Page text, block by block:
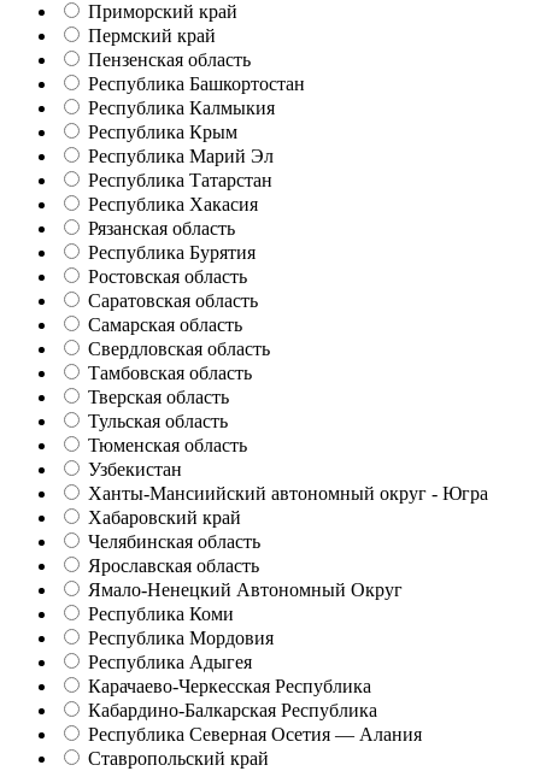
Приморский край
Пермский край
Пензенская область
Республика Башкортостан
Республика Калмыкия
Республика Крым
Республика Марий Эл
Республика Татарстан
Республика Хакасия
Рязанская область
Республика Бурятия
Ростовская область
Саратовская область
Самарская область
Свердловская область
Тамбовская область
Тверская область
Тульская область
Тюменская область
Узбекистан
Ханты-Мансиийский автономный округ - Югра
Хабаровский край
Челябинская область
Ярославская область
Ямало-Ненецкий Автономный Округ
Республика Коми
Республика Мордовия
Республика Адыгея
Карачаево-Черкесская Республика
Кабардино-Балкарская Республика
Республика Северная Осетия — Алания
Ставропольский край